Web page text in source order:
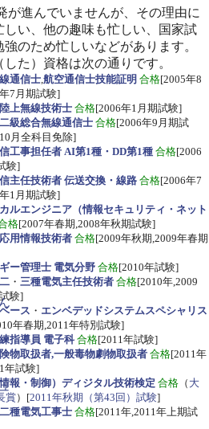
が進んでいませんが、その理由に
しい、他の趣味も忙しい、国家試
のため忙しいなどがあります。
た）資格は次の通りです。
通信士,航空通信士技能証明 合格[2005年8
7月期試験]
上無線技術士 合格[2006年1月期試験]
級総合無線通信士 合格[2006年9月期試
月全科目免除]
工事担任者 AI第1種・DD第1種 合格[2006
験]
主任技術者 伝送交換・線路 合格[2006年7
1月期試験]
ルエンジニア（情報セキュリティ・ネット
格[2007年春期,2008年秋期試験]
用情報技術者 合格[2009年秋期,2009年春期
ー管理士 電気分野 合格[2010年試験]
二 ・ 三種電気主任技術者 合格[2010年,2009
験]
ース ・ エンベデッドシステムスペシャリス
年春期,2011年特別試験]
指導員 電子科合格[2011年試験]
物取扱者,一般毒物劇物取扱者 合格[2011年
年試験]
報・制御）ディジタル技術検定 合格 （ 大
賞）[2011年秋期（第43回）試験]
種電気工事士 合格[2011年,2011年上期試